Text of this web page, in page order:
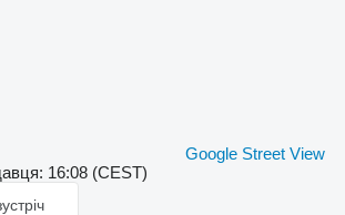
Google Street View
16:08 (CEST)